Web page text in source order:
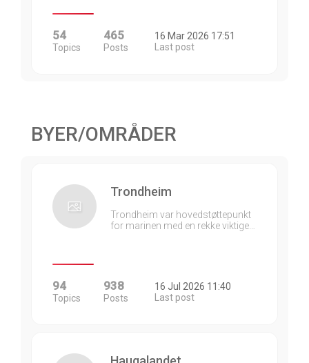
54
Topics
465
Posts
16 Mar 2026 17:51
Last post
BYER/OMRÅDER
Trondheim
Trondheim var hovedstøttepunkt
for marinen med en rekke viktige…
94
Topics
938
Posts
16 Jul 2026 11:40
Last post